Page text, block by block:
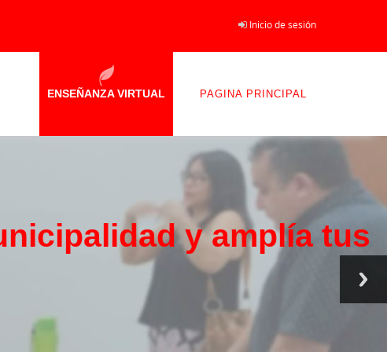
Inicio de sesión
ENSEÑANZA VIRTUAL PAGINA PRINCIPAL
y amplía tus